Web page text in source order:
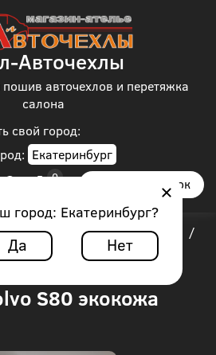
свой город:
Екатеринбург
город: Екатеринбург?
Да Нет
Авточехлы
авточехлов и перетяжка
салона
Заказать звонок
/ Volvo / Volvo S80
/
"Соты"
S80 экокожа